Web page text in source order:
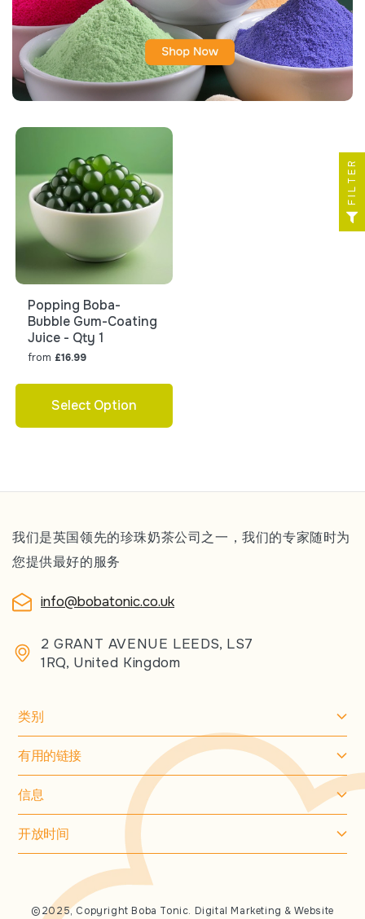
Popping Boba-
Bubble Gum-Coating
Juice - Qty 1
from £16.99
Select Option
我们是英国领先的珍珠奶茶公司之一，我们的专家随时为
您提供最好的服务
info@bobatonic.co.uk
2 GRANT AVENUE LEEDS, LS7
1RQ, United Kingdom
类别
有用的链接
信息
开放时间
©2025, Copyright Boba Tonic. Digital Marketing & Website
FILTER